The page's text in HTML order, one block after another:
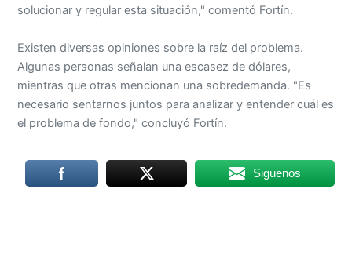
solucionar y regular esta situación," comentó Fortín.
Existen diversas opiniones sobre la raíz del problema.
Algunas personas señalan una escasez de dólares,
mientras que otras mencionan una sobredemanda. "Es
necesario sentarnos juntos para analizar y entender cuál es
el problema de fondo," concluyó Fortín.
Siguenos